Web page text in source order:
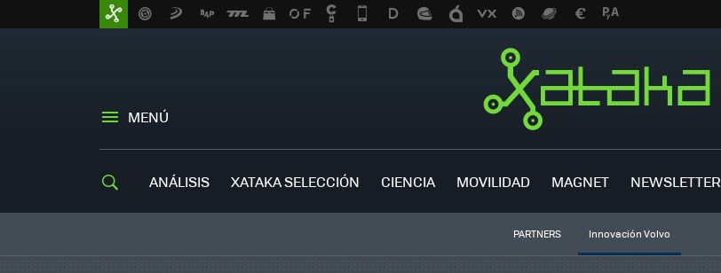
MENÚ
ANÁLISIS XATAKA SELECCIÓN CIENCIA MOVILIDAD MAGNET NEWSLETTER
PARTNERS Innovación Volvo